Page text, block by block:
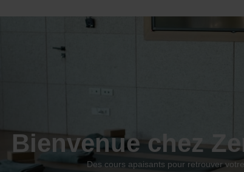
Bienvenue chez
Des cours apaisants pour retrouver